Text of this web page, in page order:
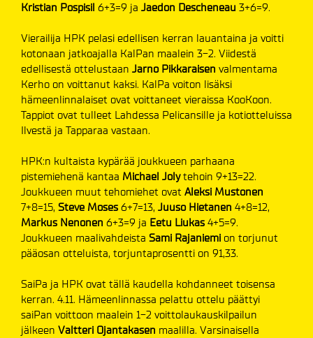
Kristian Pospisil 6+3=9 ja Jaedon Descheneau 3+6=9.
Vierailija HPK pelasi edellisen kerran lauantaina ja voitti
kotonaan jatkoajalla KalPan maalein 3-2. Viidestä
edellisestä ottelustaan Jarno Pikkaraisen valmentama
Kerho on voittanut kaksi. KalPa voiton lisäksi
hämeenlinnalaiset ovat voittaneet vieraissa KooKoon.
Tappiot ovat tulleet Lahdessa Pelicansille ja kotiotteluissa
Ilvestä ja Tapparaa vastaan.
HPK:n kultaista kypärää joukkueen parhaana
pistemiehenä kantaa Michael Jolytehoin 9+13=22.
Joukkueen muut tehomiehet ovat Aleksi Mustonen
7+8=15, Steve Moses 6+7=13, Juuso Hietanen 4+8=12,
Markus Nenonen 6+3=9 ja Eetu Liukas 4+5=9.
Joukkueen maalivahdeista Sami Rajaniemi on torjunut
pääosan otteluista, torjuntaprosentti on 91,33.
SaiPa ja HPK ovat tällä kaudella kohdanneet toisensa
kerran. 4.11. Hämeenlinnassa pelattu ottelu päättyi
saiPan voittoon maalein 1-2 voittolaukauskilpailun
jälkeen Valtteri Ojantakasen maalilla. Varsinaisella